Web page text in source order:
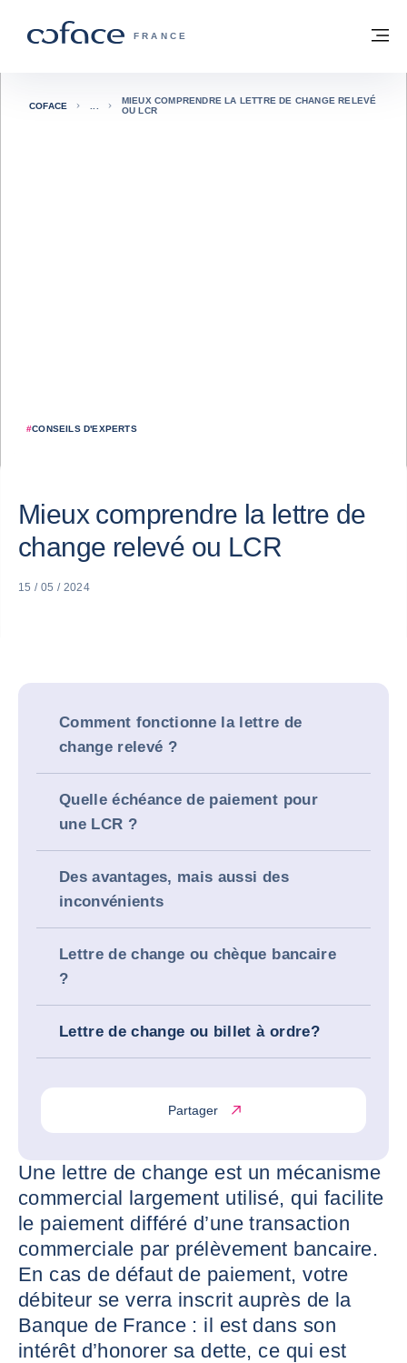
COFACE, FOR TRADE - PAGE
FRANCE
Retour à la page d'accueil
#CONSEILS D'EXPERTS
COFACE
MIEUX COMPRENDRE LA LETTRE DE CHANGE RELEVÉ
OU LCR
Mieux comprendre la lettre de
change relevé ou LCR
15 / 05 / 2024
Comment fonctionne la lettre de
change relevé ?
Quelle échéance de paiement pour
une LCR ?
Des avantages, mais aussi des
inconvénients
Lettre de change ou chèque bancaire
?
Lettre de change ou billet à ordre?
Partager
Une lettre de change est un mécanisme
commercial largement utilisé, qui facilite
le paiement différé d’une transaction
commerciale par prélèvement bancaire.
En cas de défaut de paiement, votre
débiteur se verra inscrit auprès de la
Banque de France : il est dans son
intérêt d’honorer sa dette, ce qui est